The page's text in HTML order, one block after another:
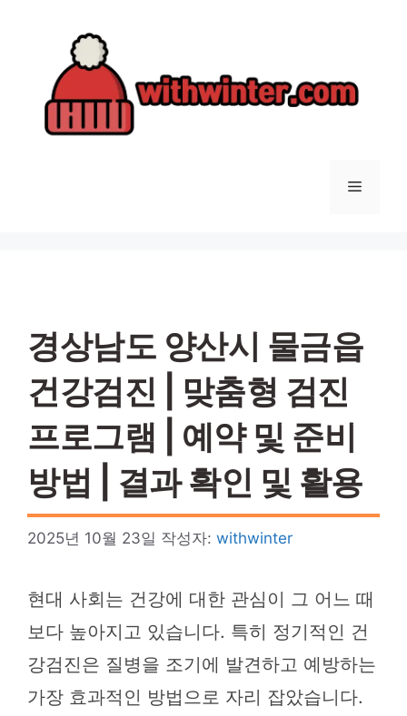
메
경상남도 양산시 물금읍
건강검진 | 맞춤형 검진
프로그램 | 예약 및 준비
방법 | 결과 확인 및 활용
2025년 10월 23일 작성자: withwinter
현대 사회는 건강에 대한 관심이 그 어느 때
보다 높아지고 있습니다. 특히 정기적인 건
강검진은 질병을 조기에 발견하고 예방하는
가장 효과적인 방법으로 자리 잡았습니다.